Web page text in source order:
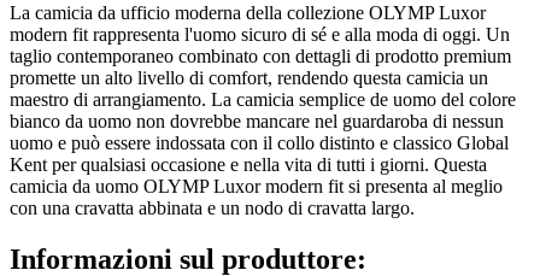
La camicia da ufficio moderna della collezione OLYMP Luxor
modern fit rappresenta l'uomo sicuro di sé e alla moda di oggi. Un
taglio contemporaneo combinato con dettagli di prodotto premium
promette un alto livello di comfort, rendendo questa camicia un
maestro di arrangiamento. La camicia semplice de uomo del colore
bianco da uomo non dovrebbe mancare nel guardaroba di nessun
uomo e può essere indossata con il collo distinto e classico Global
Kent per qualsiasi occasione e nella vita di tutti i giorni. Questa
camicia da uomo OLYMP Luxor modern fit si presenta al meglio
con una cravatta abbinata e un nodo di cravatta largo.
Informazioni sul produttore: